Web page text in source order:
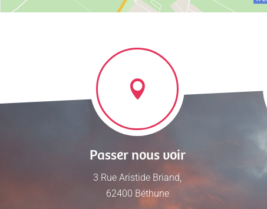
Passer nous voir
3 Rue Aristide Briand,
62400 Béthune